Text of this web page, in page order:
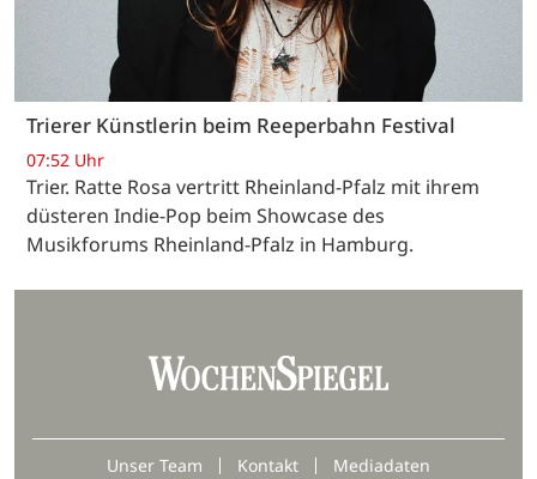
Trierer Künstlerin beim Reeperbahn Festival
07:52 Uhr
Trier. Ratte Rosa vertritt Rheinland-Pfalz mit ihrem
düsteren Indie-Pop beim Showcase des
Musikforums Rheinland-Pfalz in Hamburg.
Unser Team Kontakt Mediadaten